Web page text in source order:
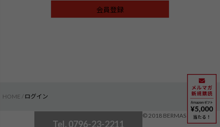
会員登録
HOME ログイン
Tel. 0796-23-2211
© 2018 BERMAS